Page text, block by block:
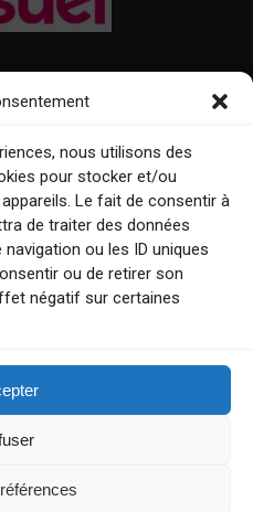
nous utilisons des
pour stocker et/ou
Le fait de consentir à
de traiter des données
ou les ID uniques
ou de retirer son
négatif sur certaines
: oû trouver Le Mensuel ?
en ligne
le temps d’un week-end ou